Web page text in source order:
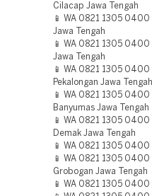
Cilacap Jawa Tengah
📱 WA 0821 1305 0400
Jawa Tengah
📱 WA 0821 1305 0400
Jawa Tengah
📱 WA 0821 1305 0400
Pekalongan Jawa Tengah
📱 WA 0821 1305
Banyumas Jawa Tengah
📱 WA 0821 1305
Demak Jawa Tengah
📱 WA 0821 1305 0400
📱 WA 0821 1305
Grobogan Jawa Tengah
📱 WA 0821 1305 0400